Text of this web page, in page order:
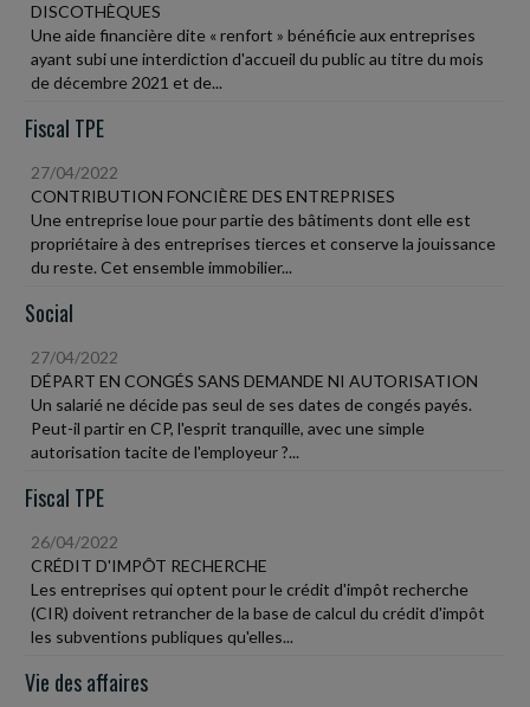
DISCOTHÈQUES
Une aide financière dite « renfort » bénéficie aux entreprises
ayant subi une interdiction d'accueil du public au titre du mois
de décembre 2021 et de...
Fiscal TPE
27/04/2022
CONTRIBUTION FONCIÈRE DES ENTREPRISES
Une entreprise loue pour partie des bâtiments dont elle est
propriétaire à des entreprises tierces et conserve la jouissance
du reste. Cet ensemble immobilier...
Social
27/04/2022
DÉPART EN CONGÉS SANS DEMANDE NI AUTORISATION
Un salarié ne décide pas seul de ses dates de congés payés.
Peut-il partir en CP, l'esprit tranquille, avec une simple
autorisation tacite de l'employeur ?...
Fiscal TPE
26/04/2022
CRÉDIT D'IMPÔT RECHERCHE
Les entreprises qui optent pour le crédit d'impôt recherche
(CIR) doivent retrancher de la base de calcul du crédit d'impôt
les subventions publiques qu'elles...
Vie des affaires